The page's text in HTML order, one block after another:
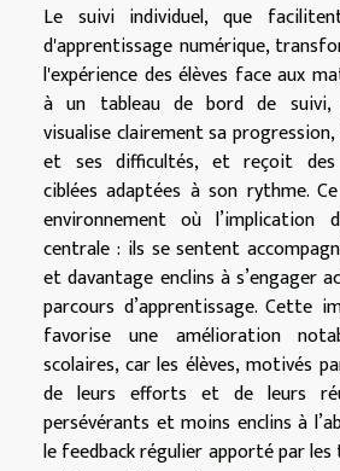
Le suivi individuel, que
d'apprentissage numérique,
l'expérience des élèves face aux
à un tableau de bord de suivi,
visualise clairement sa
et ses difficultés, et reçoit des
ciblées adaptées à son rythme.
environnement où l’implication
centrale : ils se sentent
et davantage enclins à s’engager
parcours d’apprentissage. Cette
favorise une amélioration
scolaires, car les élèves, motivés
de leurs efforts et de leurs
persévérants et moins enclins à
le feedback régulier apporté par les